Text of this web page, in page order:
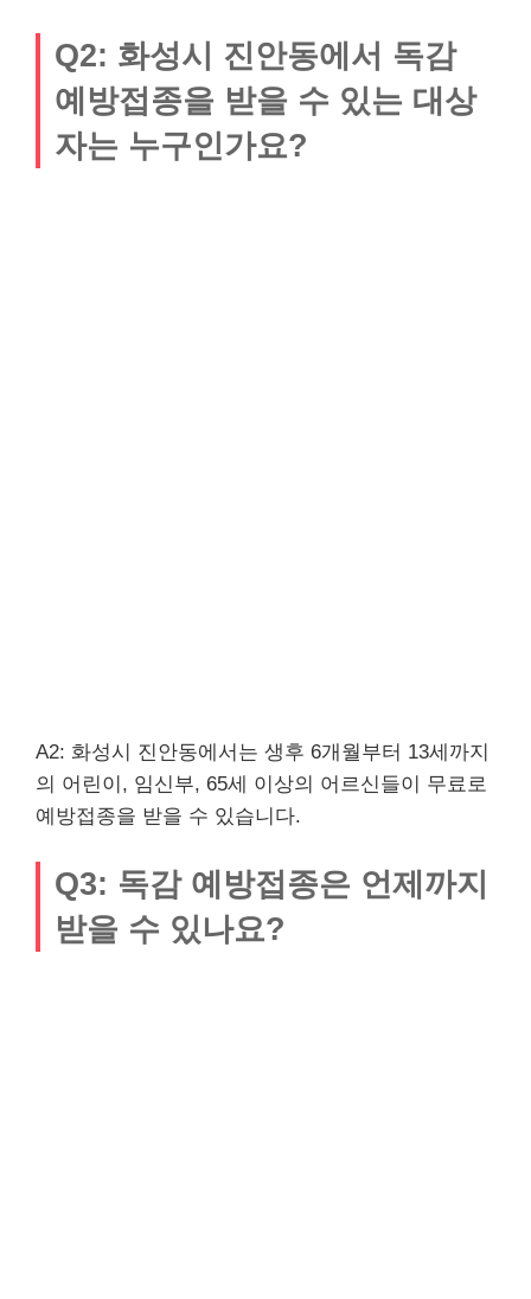
Q2: 화성시 진안동에서 독감
예방접종을 받을 수 있는 대상
자는 누구인가요?
A2: 화성시 진안동에서는 생후 6개월부터 13세까지
의 어린이, 임신부, 65세 이상의 어르신들이 무료로
예방접종을 받을 수 있습니다.
Q3: 독감 예방접종은 언제까지
받을 수 있나요?